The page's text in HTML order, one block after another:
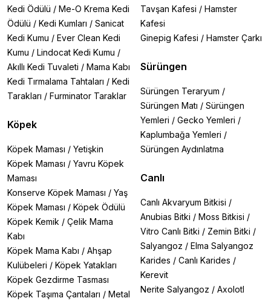
Kedi Ödülü / Me-O Krema Kedi
Ödülü / Kedi Kumları / Sanicat
Kedi Kumu / Ever Clean Kedi
Kumu / Lindocat Kedi Kumu /
Akıllı Kedi Tuvaleti / Mama Kabı
Kedi Tırmalama Tahtaları / Kedi
Tarakları / Furminator Taraklar
Köpek
Köpek Maması / Yetişkin
Köpek Maması / Yavru Köpek
Maması
Konserve Köpek Maması / Yaş
Köpek Maması / Köpek Ödülü
Köpek Kemik / Çelik Mama
Kabı
Köpek Mama Kabı / Ahşap
Kulübeleri / Köpek Yatakları
Köpek Gezdirme Tasması
Köpek Taşıma Çantaları / Metal
Tavşan Kafesi / Hamster
Kafesi
Ginepig Kafesi / Hamster Çarkı
Sürüngen
Sürüngen Teraryum /
Sürüngen Matı / Sürüngen
Yemleri / Gecko Yemleri /
Kaplumbağa Yemleri /
Sürüngen Aydınlatma
Canlı
Canlı Akvaryum Bitkisi /
Anubias Bitki / Moss Bitkisi /
Vitro Canlı Bitki / Zemin Bitki /
Salyangoz / Elma Salyangoz
Karides / Canlı Karides /
Kerevit
Nerite Salyangoz / Axolotl